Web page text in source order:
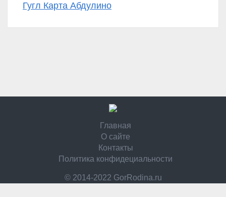
Гугл Карта Абдулино
Главная
О сайте
Контакты
Политика конфидециальности
© 2014-2022 GorRodina.ru